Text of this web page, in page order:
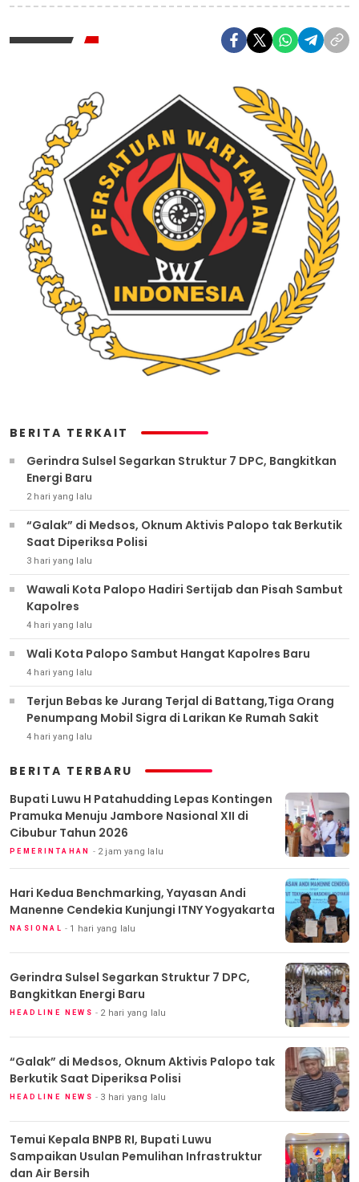
BERITA TERKAIT
Gerindra Sulsel Segarkan Struktur 7 DPC, Bangkitkan
Energi Baru
2 hari yang lalu
“Galak” di Medsos, Oknum Aktivis Palopo tak Berkutik
Saat Diperiksa Polisi
3 hari yang lalu
Wawali Kota Palopo Hadiri Sertijab dan Pisah Sambut
Kapolres
4 hari yang lalu
Wali Kota Palopo Sambut Hangat Kapolres Baru
4 hari yang lalu
Terjun Bebas ke Jurang Terjal di Battang,Tiga Orang
Penumpang Mobil Sigra di Larikan Ke Rumah Sakit
4 hari yang lalu
BERITA TERBARU
Bupati Luwu H Patahudding Lepas Kontingen
Pramuka Menuju Jambore Nasional XII di
Cibubur Tahun 2026
PEMERINTAHAN 2 jam yang lalu
Hari Kedua Benchmarking, Yayasan Andi
Manenne Cendekia Kunjungi ITNY Yogyakarta
NASIONAL 1 hari yang lalu
Gerindra Sulsel Segarkan Struktur 7 DPC,
Bangkitkan Energi Baru
HEADLINE NEWS 2 hari yang lalu
“Galak” di Medsos, Oknum Aktivis Palopo tak
Berkutik Saat Diperiksa Polisi
HEADLINE NEWS 3 hari yang lalu
Temui Kepala BNPB RI, Bupati Luwu
Sampaikan Usulan Pemulihan Infrastruktur
dan Air Bersih